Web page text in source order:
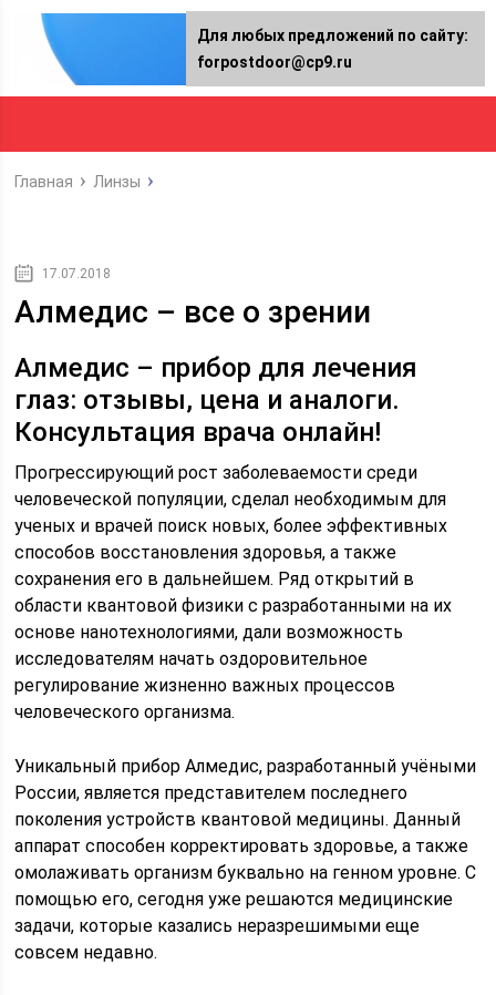
Главная Линзы
17.07.2018
Алмедис – все о зрении
Алмедис – прибор для лечения
глаз: отзывы, цена и аналоги.
Консультация врача онлайн!
Прогрессирующий рост заболеваемости среди
человеческой популяции, сделал необходимым для
ученых и врачей поиск новых, более эффективных
способов восстановления здоровья, а также
сохранения его в дальнейшем. Ряд открытий в
области квантовой физики с разработанными на их
основе нанотехнологиями, дали возможность
исследователям начать оздоровительное
регулирование жизненно важных процессов
человеческого организма.
Уникальный прибор Алмедис, разработанный учёными
России, является представителем последнего
поколения устройств квантовой медицины. Данный
аппарат способен корректировать здоровье, а также
омолаживать организм буквально на генном уровне. С
помощью его, сегодня уже решаются медицинские
задачи, которые казались неразрешимыми еще
совсем недавно.
Для любых предложений по сайту:
forpostdoor@cp9.ru